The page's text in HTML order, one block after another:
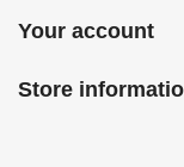
Your account
Store